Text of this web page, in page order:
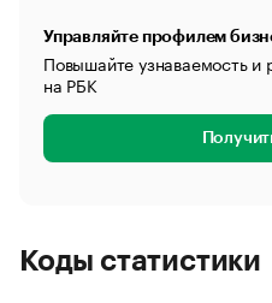
Управляйте профилем
Повышайте узнаваемость и
на РБК
Коды статистики